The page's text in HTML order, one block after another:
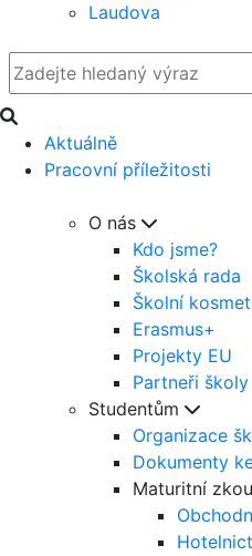
Laudova
Aktuálně
Pracovní příležitosti
O nás
Kdo jsme?
Školská rada
Školní
Erasmus+
Projekty EU
Partneři školy
Studentům
Organizace
Dokumenty
Maturitní